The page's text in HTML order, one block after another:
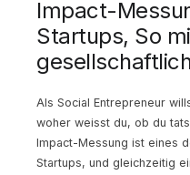
Impact-
Startups, So
Als Social Entrepreneur
woher weisst du, ob du
Impact-Messung ist eines
Startups, und gleichzeitig